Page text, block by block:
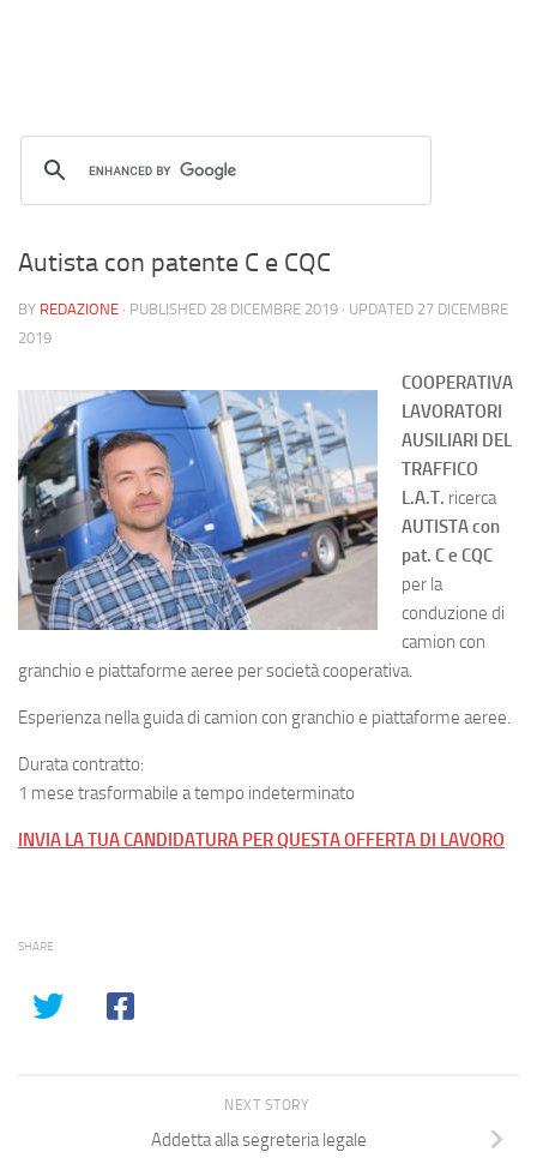
Autista con patente C e CQC
BY REDAZIONE · PUBLISHED 28 DICEMBRE 2019 · UPDATED 27 DICEMBRE
2019
COOPERATIVA
LAVORATORI
AUSILIARI DEL
TRAFFICO
L.A.T. ricerca
AUTISTA con
pat. C e CQC
per la
conduzione di
camion con
granchio e piattaforme aeree per società cooperativa.
Esperienza nella guida di camion con granchio e piattaforme aeree.
Durata contratto:
1 mese trasformabile a tempo indeterminato
INVIA LA TUA CANDIDATURA PER QUESTA OFFERTA DI LAVORO
SHARE
NEXT STORY
Addetta alla segreteria legale